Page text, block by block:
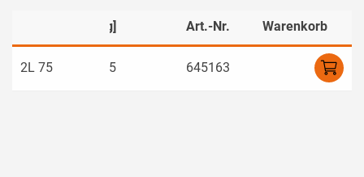
2L 75
Gewicht [kg] Art.-Nr. Warenkorb
24,5 645163